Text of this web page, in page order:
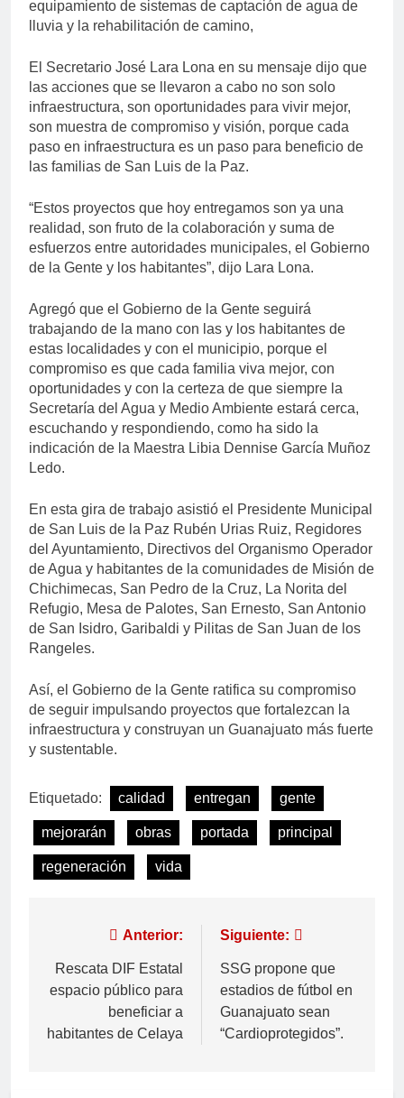
equipamiento de sistemas de captación de agua de
lluvia y la rehabilitación de camino,
El Secretario José Lara Lona en su mensaje dijo que
las acciones que se llevaron a cabo no son solo
infraestructura, son oportunidades para vivir mejor,
son muestra de compromiso y visión, porque cada
paso en infraestructura es un paso para beneficio de
las familias de San Luis de la Paz.
“Estos proyectos que hoy entregamos son ya una
realidad, son fruto de la colaboración y suma de
esfuerzos entre autoridades municipales, el Gobierno
de la Gente y los habitantes”, dijo Lara Lona.
Agregó que el Gobierno de la Gente seguirá
trabajando de la mano con las y los habitantes de
estas localidades y con el municipio, porque el
compromiso es que cada familia viva mejor, con
oportunidades y con la certeza de que siempre la
Secretaría del Agua y Medio Ambiente estará cerca,
escuchando y respondiendo, como ha sido la
indicación de la Maestra Libia Dennise García Muñoz
Ledo.
En esta gira de trabajo asistió el Presidente Municipal
de San Luis de la Paz Rubén Urias Ruiz, Regidores
del Ayuntamiento, Directivos del Organismo Operador
de Agua y habitantes de la comunidades de Misión de
Chichimecas, San Pedro de la Cruz, La Norita del
Refugio, Mesa de Palotes, San Ernesto, San Antonio
de San Isidro, Garibaldi y Pilitas de San Juan de los
Rangeles.
Así, el Gobierno de la Gente ratifica su compromiso
de seguir impulsando proyectos que fortalezcan la
infraestructura y construyan un Guanajuato más fuerte
y sustentable.
Etiquetado: calidad entregan gente
mejorarán obras portada principal
regeneración vida
Anterior:
Rescata DIF Estatal
espacio público para
beneficiar a
habitantes de Celaya
Siguiente:
SSG propone que
estadios de fútbol en
Guanajuato sean
“Cardioprotegidos”.